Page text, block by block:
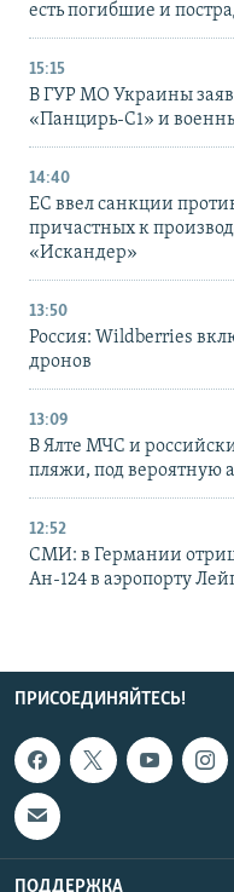
есть погибшие и
15:15
В ГУР МО Украины
«Панцирь-С1» и
14:40
ЕС ввел санкции
причастных к
«Искандер»
13:50
Россия: Wildberries
дронов
13:09
В Ялте МЧС и
пляжи, под вероятную
12:52
СМИ: в Германии
Ан-124 в аэропорту
ПРИСОЕДИНЯЙТЕСЬ!
ПОДДЕРЖКА